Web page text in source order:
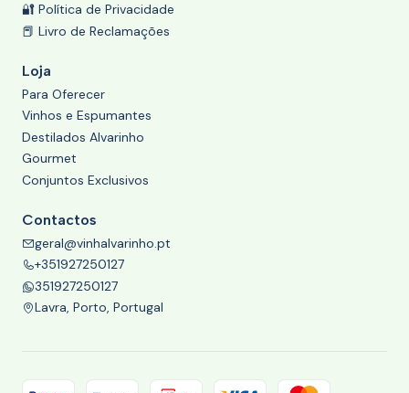
🔐 Política de Privacidade
📕 Livro de Reclamações
Loja
Para Oferecer
Vinhos e Espumantes
Destilados Alvarinho
Gourmet
Conjuntos Exclusivos
Contactos
geral@vinhalvarinho.pt
+351927250127
351927250127
Lavra, Porto, Portugal